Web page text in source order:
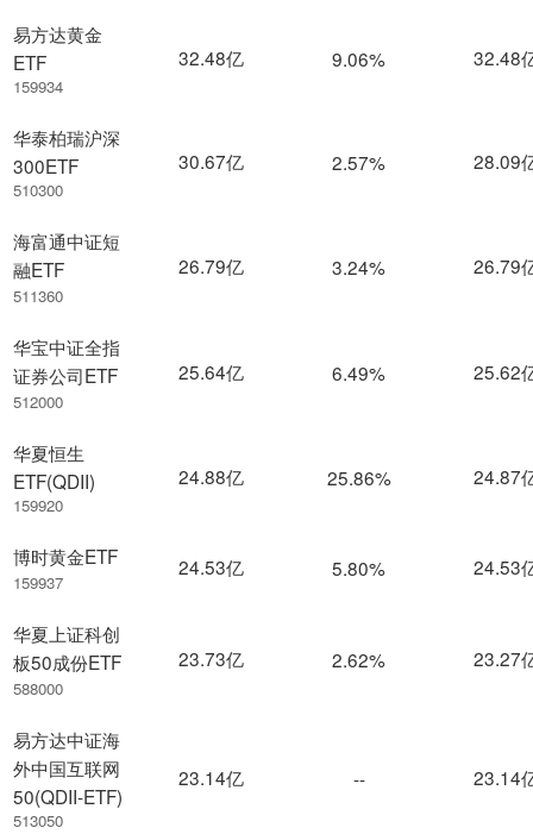
易方达黄金
ETF
159934
华泰柏瑞沪深
300ETF
510300
海富通中证短
融ETF
511360
华宝中证全指
证券公司ETF
512000
华夏恒生
ETF(QDII)
159920
博时黄金ETF
159937
华夏上证科创
板50成份ETF
588000
易方达中证海
外中国互联网
50(QDII-ETF)
513050
32.48亿 9.06% 32.48
30.67亿 2.57% 28.09
26.79亿 3.24% 26.79
25.64亿 6.49% 25.62
24.88亿 25.86% 24.87
24.53亿 5.80% 24.53
23.73亿 2.62% 23.27
23.14亿 -- 23.14